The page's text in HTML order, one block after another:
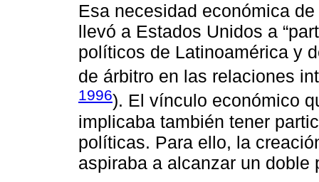
Esa necesidad económica
llevó a Estados Unidos a
políticos de Latinoamérica y
de árbitro en las relaciones
1996). El vínculo económico
implicaba también tener
políticas. Para ello, la
aspiraba a alcanzar un